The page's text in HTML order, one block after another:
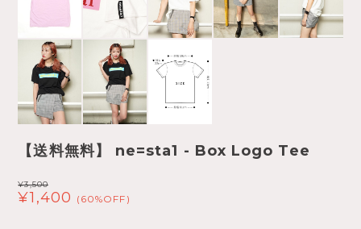
【送料無料】 ne=sta1 - Box Logo Tee
¥3,500
¥1,400 (60%OFF)